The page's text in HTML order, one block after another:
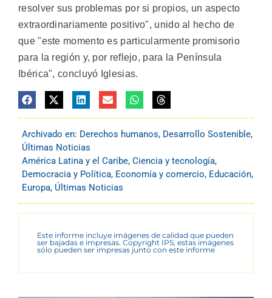
resolver sus problemas por si propios, un aspecto
extraordinariamente positivo", unido al hecho de
que "este momento es particularmente promisorio
para la región y, por reflejo, para la Península
Ibérica", concluyó Iglesias.
Archivado en: Derechos humanos, Desarrollo Sostenible,
Últimas Noticias
América Latina y el Caribe, Ciencia y tecnología,
Democracia y Política, Economía y comercio, Educación,
Europa, Últimas Noticias
Este informe incluye imágenes de calidad que pueden
ser bajadas e impresas. Copyright IPS, estas imágenes
sólo pueden ser impresas junto con este informe